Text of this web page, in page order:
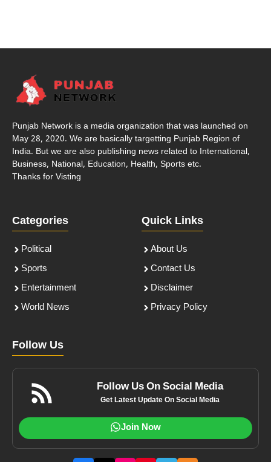
Punjab Network is a media organization that was launched on
May 28, 2020. We are basically targetting Punjab Region of
India. But we are also publishing news related to International,
Business, National, Education, Health, Sports etc.
Thanks for Visting
Categories
Political
Sports
Entertainment
World News
Quick Links
About Us
Contact Us
Disclaimer
Privacy Policy
Follow Us
Follow Us On Social Media
Get Latest Update On Social Media
Join Now